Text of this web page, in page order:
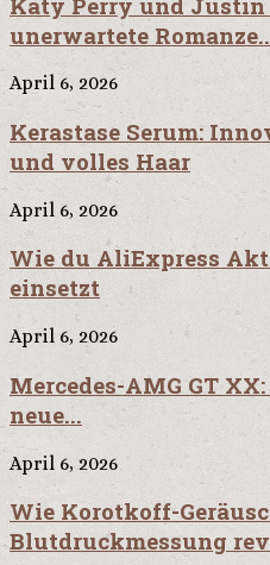
unerwartete
April 6, 2026
Kerastase Serum:
und volles Haar
April 6, 2026
Wie du AliExpress
einsetzt
April 6, 2026
Mercedes-AMG GT
neue...
April 6, 2026
Wie Korotkoff-
Blutdruckmessung